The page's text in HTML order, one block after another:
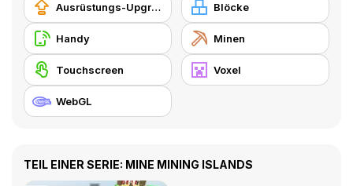
Ausrüstungs-Upgrade kaufen Blöcke
Handy Minen
Touchscreen Voxel
WebGL
TEIL EINER SERIE: MINE MINING ISLANDS